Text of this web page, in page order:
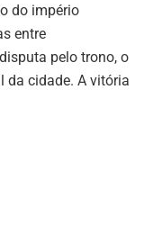
do império
entre
pelo trono, o
da cidade. A vitória